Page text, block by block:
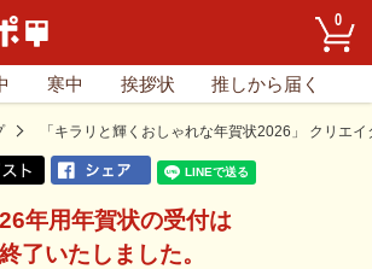
0
寒中 挨拶状 推しから届く
「キラリと輝くおしゃれな年賀状2026」 クリエイ
年用年賀状の受付は
終了いたしました。